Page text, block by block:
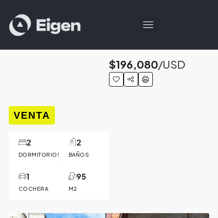
VENTA
DORMITORIOS
2
BAÑOS
2
COCHERA
1
M2
95
$196,080/USD